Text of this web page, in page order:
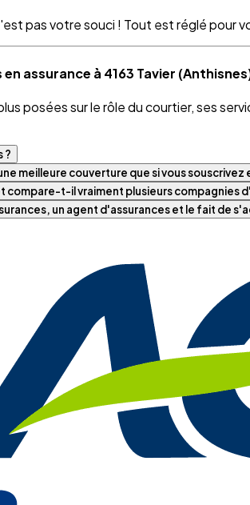
pas votre souci ! Tout est réglé pour
assurance à 4163 Tavier
posées sur le rôle du courtier, ses
?
meilleure couverture que si vous souscrivez
compare-t-il vraiment plusieurs compagnies
un agent d'assurances et le fait de